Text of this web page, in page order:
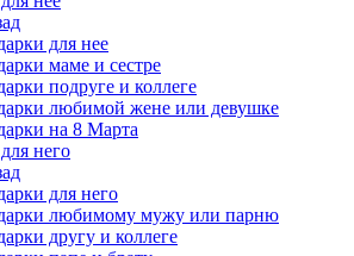
для нее
маме и сестре
подруге и коллеге
любимой жене или девушке
на 8 Марта
него
для него
любимому мужу или парню
другу и коллеге